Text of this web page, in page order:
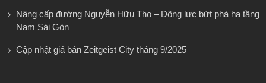
Nâng cấp đường Nguyễn Hữu Thọ – Động lực bứt phá hạ tầng
Nam Sài Gòn
Cập nhật giá bán Zeitgeist City tháng 9/2025